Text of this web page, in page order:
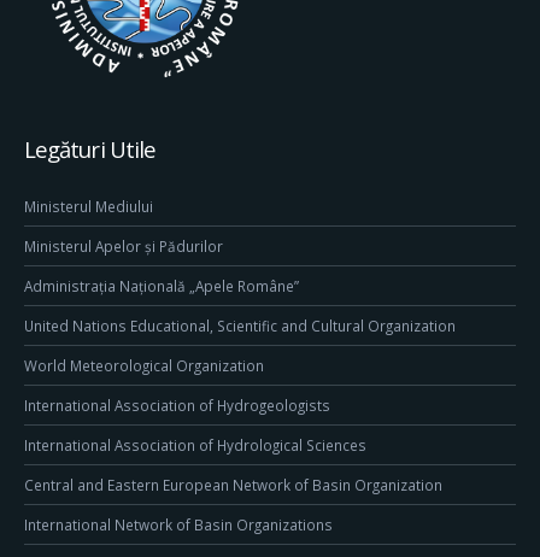
Legături Utile
Ministerul Mediului
Ministerul Apelor și Pădurilor
Administrația Națională „Apele Române”
United Nations Educational, Scientific and Cultural Organization
World Meteorological Organization
International Association of Hydrogeologists
International Association of Hydrological Sciences
Central and Eastern European Network of Basin Organization
International Network of Basin Organizations